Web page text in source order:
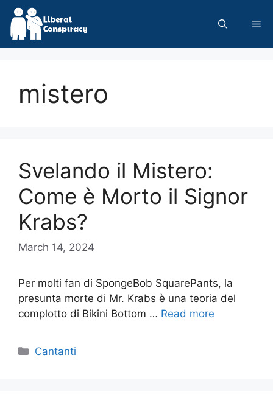
Skip
content
mistero
Svelando il Mistero:
Come è Morto il Signor
Krabs?
March 14, 2024
Per molti fan di SpongeBob SquarePants, la
presunta morte di Mr. Krabs è una teoria del
complotto di Bikini Bottom … Read more
Categories
Cantanti